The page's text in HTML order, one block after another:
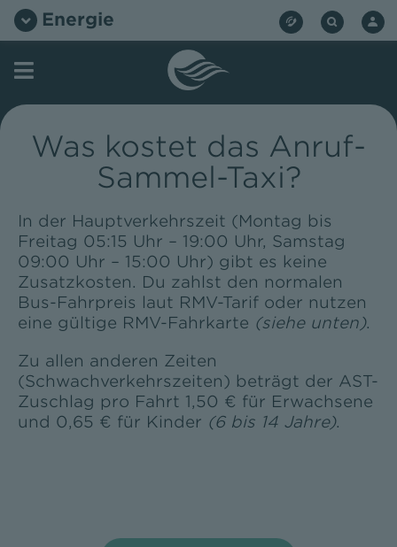
Zum
InhaltEnergie
Was kostet das Anruf-
Sammel-Taxi?
In der Hauptverkehrszeit (Montag bis
Freitag 05:15 Uhr – 19:00 Uhr, Samstag
09:00 Uhr – 15:00 Uhr) gibt es keine
Zusatzkosten. Du zahlst den normalen
Bus-Fahrpreis laut RMV-Tarif oder nutzen
eine gültige RMV-Fahrkarte (siehe unten).
Zu allen anderen Zeiten
(Schwachverkehrszeiten) beträgt der AST-
Zuschlag pro Fahrt 1,50 € für Erwachsene
und 0,65 € für Kinder (6 bis 14 Jahre).